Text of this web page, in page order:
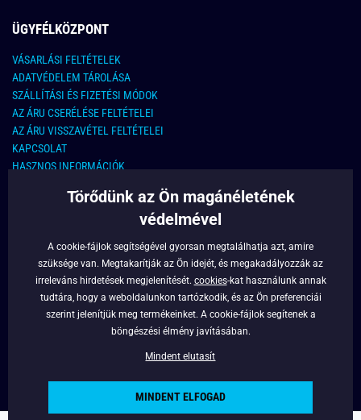
ÜGYFÉLKÖZPONT
VÁSARLÁSI FELTÉTELEK
ADATVÉDELEM TÁROLÁSA
SZÁLLÍTÁSI ÉS FIZETÉSI MÓDOK
AZ ÁRU CSERÉLÉSE FELTÉTELEI
AZ ÁRU VISSZAVÉTEL FELTÉTELEI
KAPCSOLAT
HASZNOS INFORMÁCIÓK
KAPCSOLAT
info@legyferfi.hu
FONTOS INFORMÁCIÓK
RÓLUNK
Törődünk az Ön magánéletének
védelmével
A cookie-fájlok segítségével gyorsan megtalálhatja azt, amire
szüksége van. Megtakarítják az Ön idejét, és megakadályozzák az
irreleváns hirdetések megjelenítését. cookies-kat használunk annak
tudtára, hogy a weboldalunkon tartózkodik, és az Ön preferenciái
szerint jelenítjük meg termékeinket. A cookie-fájlok segítenek a
böngészési élmény javításában.
Mindent elutasít
MINDENT ELFOGAD